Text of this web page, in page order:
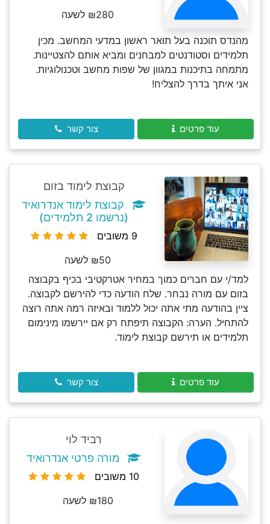
₪280 לשעה
מהנדס תוכנה בעל תואר ראשון במדעי המחשב. מכין
תלמידים וסטודנטים למבחנים ומביא אותם להצטיינות.
מתמחה בתיכנות במגוון של שפות מחשב וטכנולוגיות.
אני איתך בדרך להצליח!
עוד פרטים צור קשר
קבוצת לימוד בזום
קבוצת לימוד אנדרואיד
(נרשמו 2 תלמידים)
9 משובים
₪50 לשעה
למד/י עם חברים כמוך במחיר אטרקטיבי בכיף בקבוצה
בזום עם מורה נבחר. שלח הודעה כדי להירשם לקבוצה.
ציין בהודעה מתי אתה יכול ללמוד ובאיזה רמה אתה רוצה
להתחיל. הערה: הקבוצה תיפתח רק אם יירשמו מינימום
תלמידים או תירשם קבוצת לימוד.
עוד פרטים צור קשר
רביד לוי
מורה פרטי אנדרואיד
10 משובים
₪180 לשעה